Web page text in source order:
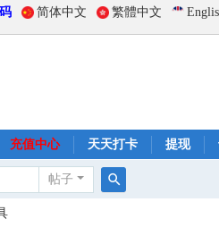
简体中文 繁體中文
充值中心 天天打卡 提现
帖子